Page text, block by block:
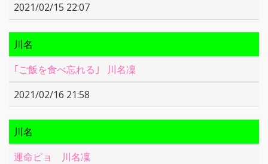
2021/02/15 22:07
川名
｢ご飯を食べ忘れる｣ 川名凜
2021/02/16 21:58
川名
運命ピョ 川名凜